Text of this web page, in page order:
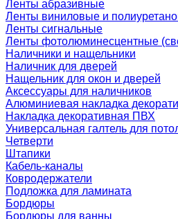
Ленты абразивные
Ленты виниловые и
Ленты сигнальные
Ленты фотолюминесцентные
Наличники и нащельники
Наличник для дверей
Нащельник для окон и дверей
Аксессуары для наличников
Алюминиевая накладка
Накладка декоративная ПВХ
Универсальная галтель для
Четверти
Штапики
Кабель-каналы
Ковродержатели
Подложка для ламината
Бордюры
Бордюры для ванны